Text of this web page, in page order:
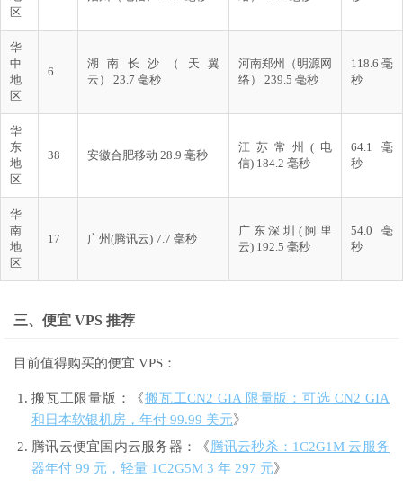
区
华
中
地
区
6
湖南长沙（天翼
云） 23.7 毫秒
河南郑州（明源网
络） 239.5 毫秒
118.6 毫
秒
华
东
地
区
38 安徽合肥移动 28.9 毫秒
江苏常州(电
信) 184.2 毫秒
64.1 毫
秒
华
南
地
区
17 广州(腾讯云) 7.7 毫秒
广东深圳(阿里
云) 192.5 毫秒
54.0 毫
秒
三、便宜 VPS 推荐
目前值得购买的便宜 VPS：
搬瓦工限量版：《搬瓦工CN2 GIA 限量版：可选 CN2 GIA
和日本软银机房，年付 99.99 美元》
腾讯云便宜国内云服务器：《腾讯云秒杀：1C2G1M 云服务
器年付 99 元，轻量 1C2G5M 3 年 297 元》